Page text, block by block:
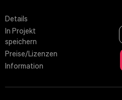
Details
In Projekt
speichern
Preise/Lizenzen
Information